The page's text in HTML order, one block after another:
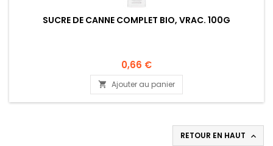
SUCRE DE CANNE COMPLET BIO, VRAC. 100G
0,66 €
 Ajouter au panier
RETOUR EN HAUT 